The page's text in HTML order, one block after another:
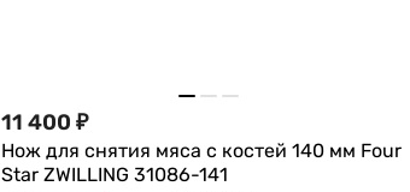
11 400 ₽
Нож для снятия мяса с костей 140 мм Four
Star ZWILLING 31086-141